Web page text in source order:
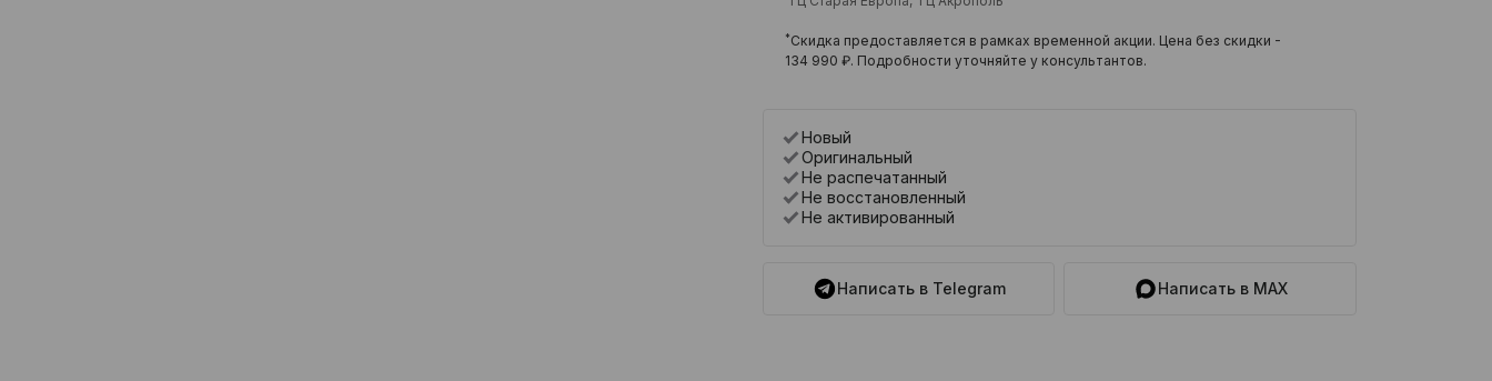
*Скидка предоставляется в рамках временной акции. Цена без скидки -
134 990 ₽. Подробности уточняйте у консультантов.
Новый
Оригинальный
Не распечатанный
Не восстановленный
Не активированный
Написать в Telegram Написать в MAX